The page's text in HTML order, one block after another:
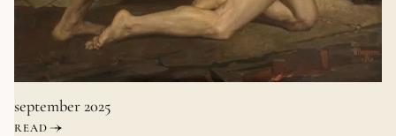
september 2025
READ